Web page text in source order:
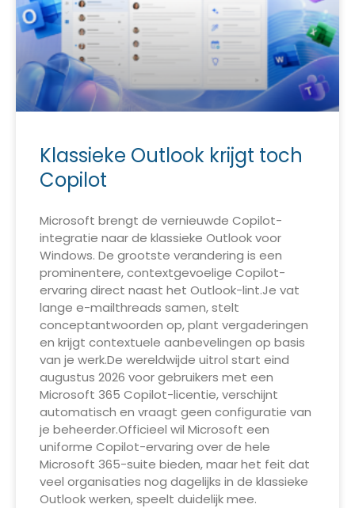
Klassieke Outlook krijgt toch
Copilot
Microsoft brengt de vernieuwde Copilot-
integratie naar de klassieke Outlook voor
Windows. De grootste verandering is een
prominentere, contextgevoelige Copilot-
ervaring direct naast het Outlook-lint.Je vat
lange e-mailthreads samen, stelt
conceptantwoorden op, plant vergaderingen
en krijgt contextuele aanbevelingen op basis
van je werk.De wereldwijde uitrol start eind
augustus 2026 voor gebruikers met een
Microsoft 365 Copilot-licentie, verschijnt
automatisch en vraagt geen configuratie van
je beheerder.Officieel wil Microsoft een
uniforme Copilot-ervaring over de hele
Microsoft 365-suite bieden, maar het feit dat
veel organisaties nog dagelijks in de klassieke
Outlook werken, speelt duidelijk mee.